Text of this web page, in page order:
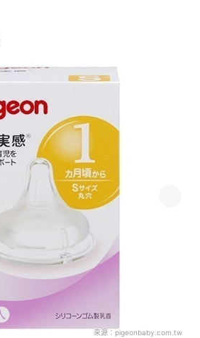
來源： pigeonbaby.com.tw